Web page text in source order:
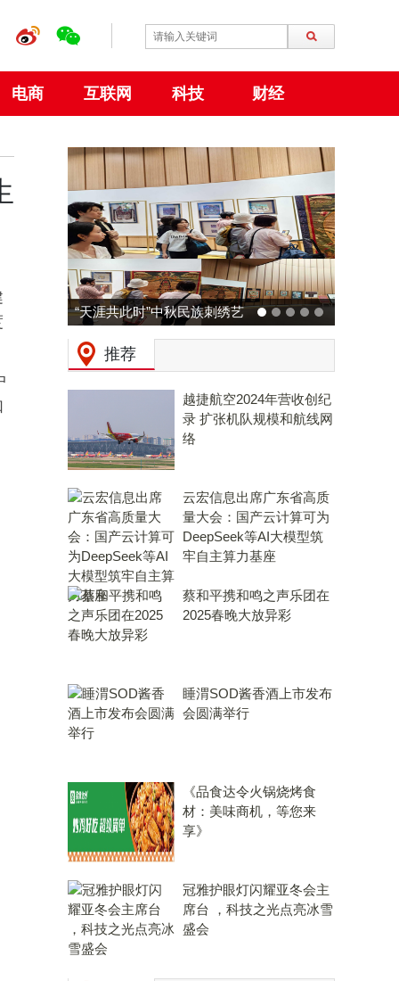
电商 互联网 科技 财经
动力火车 × 广州草莓音乐节
预热：拒绝压力，和Z时代一
起现场「干翻老板」！
推荐
越捷航空2024年营收创纪
录 扩张机队规模和航线网
络
云宏信息出席广东省高质
量大会：国产云计算可为
DeepSeek等AI大模型筑
牢自主算力基座
蔡和平携和鸣之声乐团在
2025春晚大放异彩
睡渭SOD酱香酒上市发布
会圆满举行
《品食达令火锅烧烤食
材：美味商机，等您来
享》
冠雅护眼灯闪耀亚冬会主
席台 ，科技之光点亮冰雪
盛会